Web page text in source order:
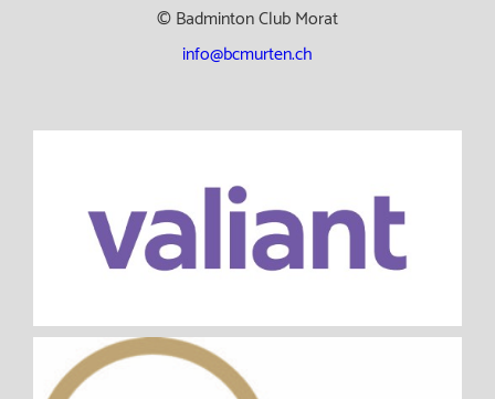
© Badminton Club Morat
info@bcmurten.ch